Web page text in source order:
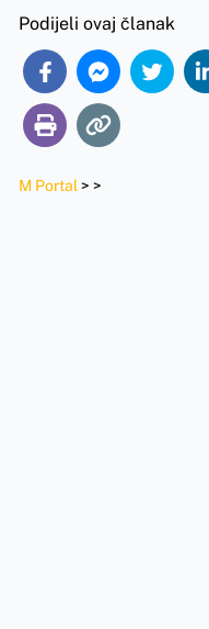
Podijeli ovaj članak
M Portal > >